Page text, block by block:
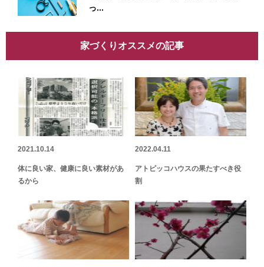
っ...
家づくりオススメの記事
2021.10.14
体に良い家、健康に良い素材があ
るから
2022.04.11
アトピッコハウスの果たすべき役
割